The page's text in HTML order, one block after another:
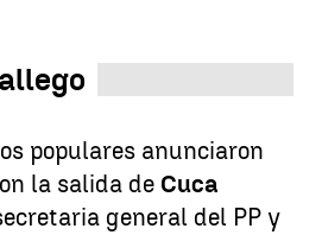
populares anunciaron
la salida de Cuca
general del PP y